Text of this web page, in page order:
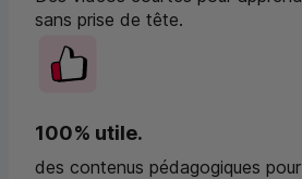
sans prise de tête.
100% utile.
des contenus pédagogiques